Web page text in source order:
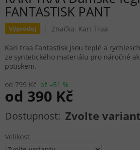
FANTASTISK PANT
Výprodej Značka: Kari Traa
od 799 Kč až –51 %
od 390 Kč
Měrná cena: Zvolte
Velikost
Kari traa Fantastisk jsou teplé a
ze syntetického materiálu pro náročné
potiskem.